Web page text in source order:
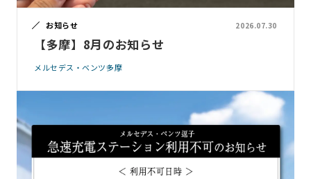
お知らせ 2026.07.30
【多摩】8月のお知らせ
メルセデス・ベンツ多摩